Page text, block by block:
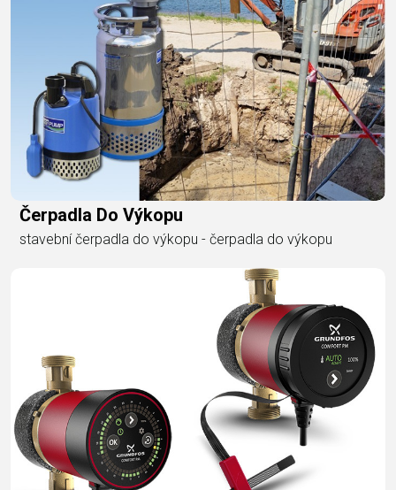
Čerpadla Do Výkopu
stavební čerpadla do výkopu - čerpadla do výkopu